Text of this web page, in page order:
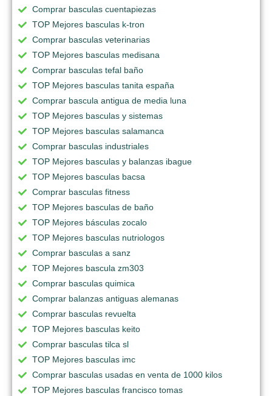
Comprar basculas cuentapiezas
TOP Mejores basculas k-tron
Comprar basculas veterinarias
TOP Mejores basculas medisana
Comprar basculas tefal baño
TOP Mejores basculas tanita españa
Comprar bascula antigua de media luna
TOP Mejores basculas y sistemas
TOP Mejores basculas salamanca
Comprar basculas industriales
TOP Mejores basculas y balanzas ibague
TOP Mejores basculas bacsa
Comprar basculas fitness
TOP Mejores basculas de baño
TOP Mejores básculas zocalo
TOP Mejores basculas nutriologos
Comprar basculas a sanz
TOP Mejores bascula zm303
Comprar basculas quimica
Comprar balanzas antiguas alemanas
Comprar basculas revuelta
TOP Mejores basculas keito
Comprar basculas tilca sl
TOP Mejores basculas imc
Comprar basculas usadas en venta de 1000 kilos
TOP Mejores basculas francisco tomas